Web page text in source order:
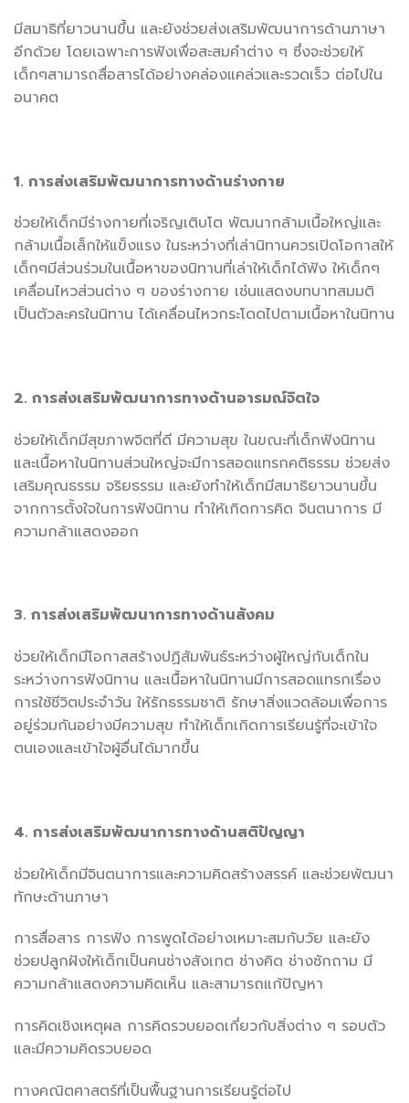
มีสมาธิที่ยาวนานขึ้น และยังช่วยส่งเสริมพัฒนาการด้านภาษา
อีกด้วย โดยเฉพาะการฟังเพื่อสะสมคำต่าง ๆ ซึ่งจะช่วยให้
เด็กๆสามารถสื่อสารได้อย่างคล่องแคล่วและรวดเร็ว ต่อไปใน
อนาคต
1. การส่งเสริมพัฒนาการทางด้านร่างกาย
ช่วยให้เด็กมีร่างกายที่เจริญเติบโต พัฒนากล้ามเนื้อใหญ่และ
กล้ามเนื้อเล็กให้แข็งแรง ในระหว่างที่เล่านิทานควรเปิดโอกาสให้
เด็กๆมีส่วนร่วมในเนื้อหาของนิทานที่เล่าให้เด็กได้ฟัง ให้เด็กๆ
เคลื่อนไหวส่วนต่าง ๆ ของร่างกาย เช่นแสดงบทบาทสมมติ
เป็นตัวละครในนิทาน ได้เคลื่อนไหวกระโดดไปตามเนื้อหาในนิทาน
2. การส่งเสริมพัฒนาการทางด้านอารมณ์จิตใจ
ช่วยให้เด็กมีสุขภาพจิตที่ดี มีความสุข ในขณะที่เด็กฟังนิทาน
และเนื้อหาในนิทานส่วนใหญ่จะมีการสอดแทรกคติธรรม ช่วยส่ง
เสริมคุณธรรม จริยธรรม และยังทำให้เด็กมีสมาธิยาวนานขึ้น
จากการตั้งใจในการฟังนิทาน ทำให้เกิดการคิด จินตนาการ มี
ความกล้าแสดงออก
3. การส่งเสริมพัฒนาการทางด้านสังคม
ช่วยให้เด็กมีโอกาสสร้างปฏิสัมพันธ์ระหว่างผู้ใหญ่กับเด็กใน
ระหว่างการฟังนิทาน และเนื้อหาในนิทานมีการสอดแทรกเรื่อง
การใช้ชีวิตประจำวัน ให้รักธรรมชาติ รักษาสิ่งแวดล้อมเพื่อการ
อยู่ร่วมกันอย่างมีความสุข ทำให้เด็กเกิดการเรียนรู้ที่จะเข้าใจ
ตนเองและเข้าใจผู้อื่นได้มากขึ้น
4. การส่งเสริมพัฒนาการทางด้านสติปัญญา
ช่วยให้เด็กมีจินตนาการและความคิดสร้างสรรค์ และช่วยพัฒนา
ทักษะด้านภาษา
การสื่อสาร การฟัง การพูดได้อย่างเหมาะสมกับวัย และยัง
ช่วยปลูกฝังให้เด็กเป็นคนช่างสังเกต ช่างคิด ช่างซักถาม มี
ความกล้าแสดงความคิดเห็น และสามารถแก้ปัญหา
การคิดเชิงเหตุผล การคิดรวบยอดเกี่ยวกับสิ่งต่าง ๆ รอบตัว
และมีความคิดรวบยอด
ทางคณิตศาสตร์ที่เป็นพื้นฐานการเรียนรู้ต่อไป